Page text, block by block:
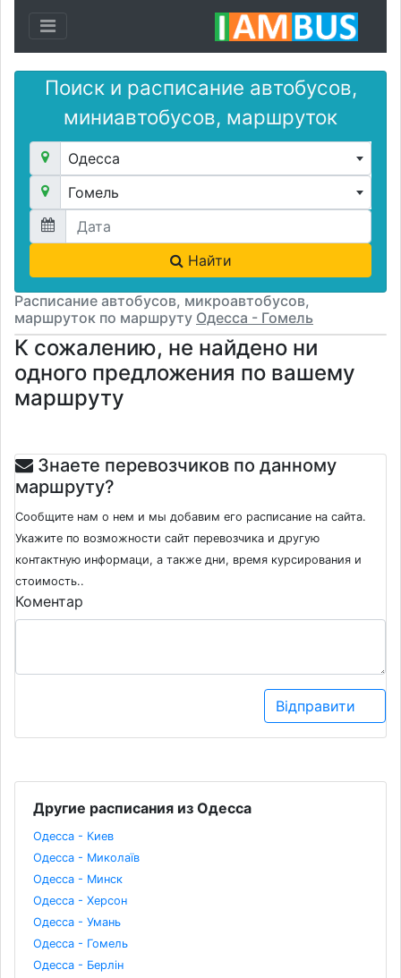
Toggle navigation
Поиск и расписание автобусов,
миниавтобусов, маршруток
Одесса
Гомель
Найти
Расписание автобусов, микроавтобусов,
маршруток по маршруту Одесса - Гомель
К сожалению, не найдено ни
одного предложения по вашему
маршруту
Знаете перевозчиков по данному
маршруту?
Сообщите нам о нем и мы добавим его расписание на сайта.
Укажите по возможности сайт перевозчика и другую
контактную информаци, а также дни, время курсирования и
стоимость..
Коментар
Відправити
Другие расписания из Одесса
Одесса - Киев
Одесса - Миколаїв
Одесса - Минск
Одесса - Херсон
Одесса - Умань
Одесса - Гомель
Одесса - Берлін